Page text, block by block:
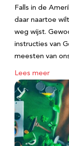
Falls in de
daar naartoe
weg wijst.
instructies van
meesten van
Lees meer